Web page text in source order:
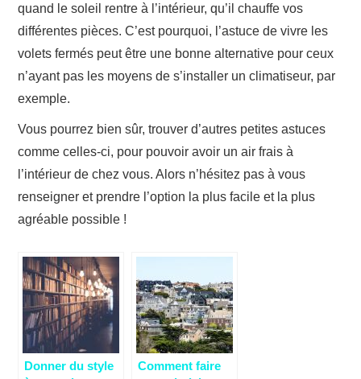
quand le soleil rentre à l’intérieur, qu’il chauffe vos
différentes pièces. C’est pourquoi, l’astuce de vivre les
volets fermés peut être une bonne alternative pour ceux
n’ayant pas les moyens de s’installer un climatiseur, par
exemple.
Vous pourrez bien sûr, trouver d’autres petites astuces
comme celles-ci, pour pouvoir avoir un air frais à
l’intérieur de chez vous. Alors n’hésitez pas à vous
renseigner et prendre l’option la plus facile et la plus
agréable possible !
Donner du style
Comment faire